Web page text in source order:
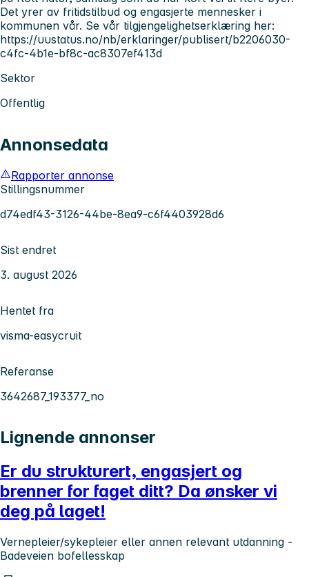
Det yrer av fritidstilbud og engasjerte mennesker i
kommunen vår. Se vår tilgjengelighetserklæring her:
https://uustatus.no/nb/erklaringer/publisert/b2206030-
c4fc-4b1e-bf8c-ac8307ef413d
Sektor
Offentlig
Annonsedata
Rapporter annonse
Stillingsnummer
d74edf43-3126-44be-8ea9-c6f4403928d6
Sist endret
3. august 2026
Hentet fra
visma-easycruit
Referanse
3642687_193377_no
Lignende annonser
Er du strukturert, engasjert og
brenner for faget ditt? Da ønsker vi
deg på laget!
Vernepleier/sykepleier eller annen relevant utdanning -
Badeveien bofellesskap